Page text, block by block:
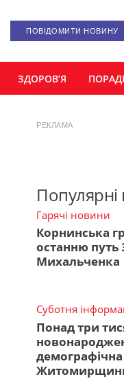
ПОВІДОМИТИ НОВИНУ
ЗДОРОВ’Я
РЕКЛАМА
Гарячі новини
Корнинська
останню путь
Михальченка
Суботня
Понад три